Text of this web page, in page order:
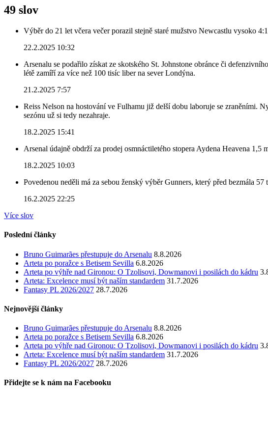
49 slov
Výběr do 21 let včera večer porazil stejně staré mužstvo Newcastlu vysoko
22.2.2025 10:32
Arsenalu se podařilo získat ze skotského St. Johnstone obránce či
létě zamíří za více než 100 tisíc liber na sever Londýna.
21.2.2025 7:57
Reiss Nelson na hostování ve Fulhamu již delší dobu laboruje se zraněními.
sezónu už si tedy nezahraje.
18.2.2025 15:41
Arsenal údajně obdrží za prodej osmnáctiletého stopera Aydena Heavena
18.2.2025 10:03
Povedenou neděli má za sebou ženský výběr Gunners, který před bezmála
16.2.2025 22:25
Více slov
Poslední články
Bruno Guimarães přestupuje do Arsenalu 8.8.2026
Arteta po poražce s Betisem Sevilla 6.8.2026
Arteta po výhře nad Gironou: O Tzolisovi, Dowmanovi i posilách do kádru
Arteta: Excelence musí být naším standardem 31.7.2026
Fantasy PL 2026/2027 28.7.2026
Nejnovější články
Bruno Guimarães přestupuje do Arsenalu 8.8.2026
Arteta po poražce s Betisem Sevilla 6.8.2026
Arteta po výhře nad Gironou: O Tzolisovi, Dowmanovi i posilách do kádru
Arteta: Excelence musí být naším standardem 31.7.2026
Fantasy PL 2026/2027 28.7.2026
Přidejte se k nám na Facebooku